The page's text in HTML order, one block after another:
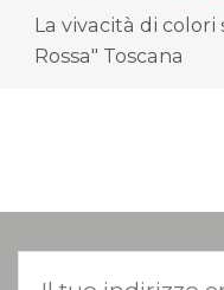
La vivacità di
Rossa" Toscana